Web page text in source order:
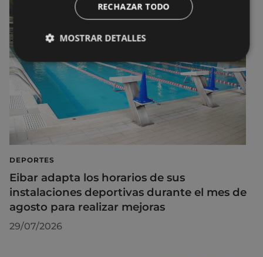
DEPORTES
Eibar adapta los horarios de sus
instalaciones deportivas durante el mes de
agosto para realizar mejoras
29/07/2026
RECHAZAR TODO
MOSTRAR DETALLES